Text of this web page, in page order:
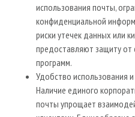
использования почты,
конфиденциальной
риски утечек данных или
предоставляют защиту от
программ.
Удобство использования
Наличие единого
почты упрощает